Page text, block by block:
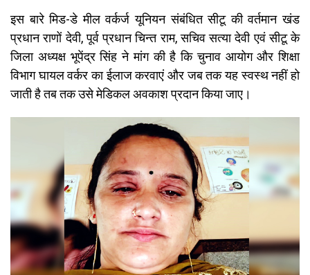
इस बारे मिड-डे मील वर्कर्ज यूनियन संबंधित सीटू की वर्तमान खंड
प्रधान राणों देवी, पूर्व प्रधान चिन्त राम, सचिव सत्या देवी एवं सीटू के
जिला अध्यक्ष भूपेंद्र सिंह ने मांग की है कि चुनाव आयोग और शिक्षा
विभाग घायल वर्कर का ईलाज करवाएं और जब तक यह स्वस्थ नहीं हो
जाती है तब तक उसे मेडिकल अवकाश प्रदान किया जाए।